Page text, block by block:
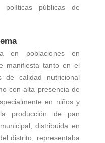
políticas públicas de
en poblaciones en
manifiesta tanto en el
de calidad nutricional
con alta presencia de
en niños y
producción de pan
distribuida en
distrito, representaba